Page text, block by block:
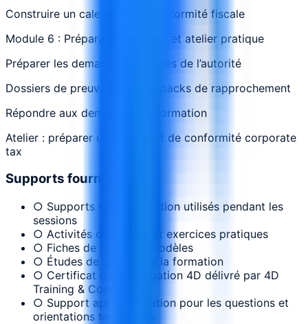
Construire un calendrier de conformité fiscale
Module 6 : Préparation à l’audit et atelier pratique
Préparer les demandes et revues de l’autorité
Dossiers de preuve fiscale et packs de rapprochement
Répondre aux demandes d’information
Atelier : préparer une checklist de conformité corporate
tax
Supports fournis
○ Supports de présentation utilisés pendant les
sessions
○ Activités de groupe et exercices pratiques
○ Fiches de travail et modèles
○ Études de cas liées à la formation
○ Certificat de participation 4D délivré par 4D
Training & Consultancy
○ Support après formation pour les questions et
orientations techniques